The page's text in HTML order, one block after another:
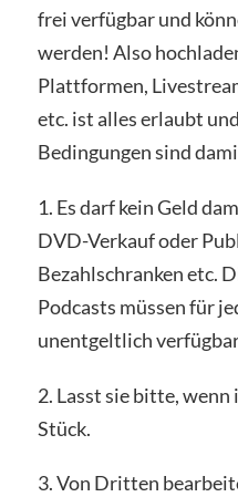
frei verfügbar und
werden! Also
Plattformen,
etc. ist alles erlaubt
Bedingungen sind
1. Es darf kein Geld
DVD-Verkauf oder
Bezahlschranken etc.
Podcasts müssen für
unentgeltlich
2. Lasst sie bitte,
Stück.
3. Von Dritten